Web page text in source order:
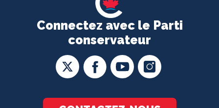
Connectez avec le Parti
conservateur